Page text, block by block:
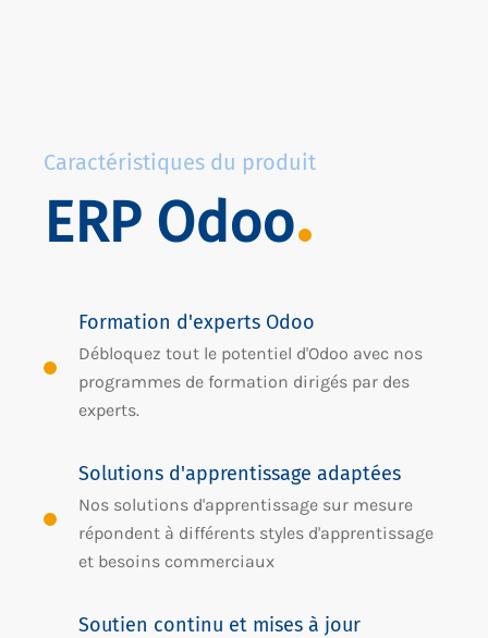
Caractéristiques du produit
ERP Odoo
Formation d'experts Odoo
Débloquez tout le potentiel d'Odoo avec nos
programmes de formation dirigés par des
experts.
Solutions d'apprentissage adaptées
Nos solutions d'apprentissage sur mesure
répondent à différents styles d'apprentissage
et besoins commerciaux
Soutien continu et mises à jour